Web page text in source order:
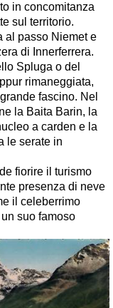
in concomitanza
sul territorio.
al passo Niemet e
di Innerferrera.
Spluga o del
rimaneggiata,
fascino. Nel
la Baita Barin, la
a carden e la
le serate in
fiorire il turismo
presenza di neve
il celeberrimo
suo famoso